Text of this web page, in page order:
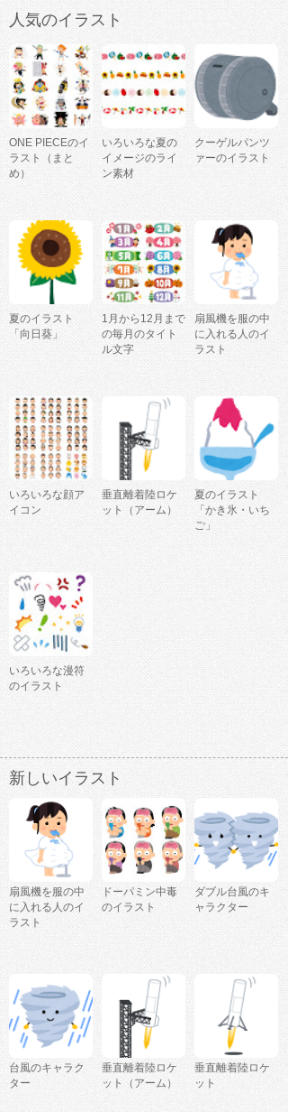
人気のイラスト
ONE PIECEのイ
ラスト（まと
め）
いろいろな夏の
イメージのライ
ン素材
クーゲルパンツ
ァーのイラスト
夏のイラスト
「向日葵」
1月から12月まで
の毎月のタイト
ル文字
扇風機を服の中
に入れる人のイ
ラスト
いろいろな顔ア
イコン
垂直離着陸ロケ
ット（アーム）
夏のイラスト
「かき氷・いち
ご」
いろいろな漫符
のイラスト
新しいイラスト
扇風機を服の中
に入れる人のイ
ラスト
ドーパミン中毒
のイラスト
ダブル台風のキ
ャラクター
台風のキャラク
ター
垂直離着陸ロケ
ット（アーム）
垂直離着陸ロケ
ット